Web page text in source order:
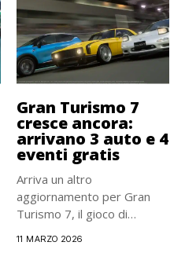
Gran Turismo 7
cresce ancora:
arrivano 3 auto e 4
eventi gratis
Arriva un altro
aggiornamento per Gran
Turismo 7, il gioco di
11 MARZO 2026